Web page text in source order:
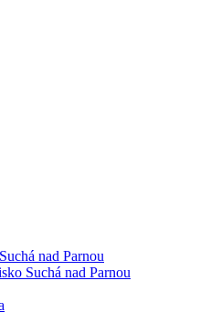
nad Parnou
Suchá nad Parnou